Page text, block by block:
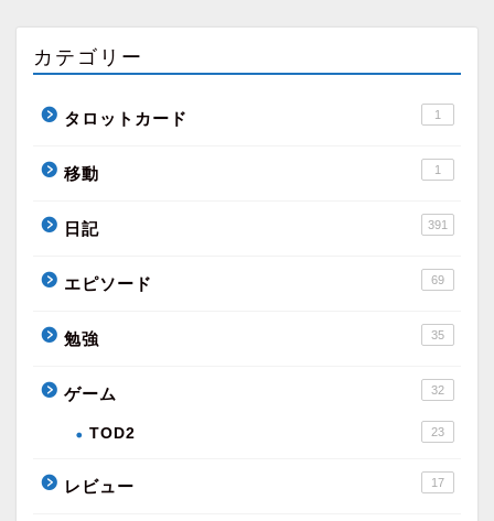
カテゴリー
タロットカード 1
移動 1
日記 391
エピソード 69
勉強 35
ゲーム 32
TOD2 23
レビュー 17